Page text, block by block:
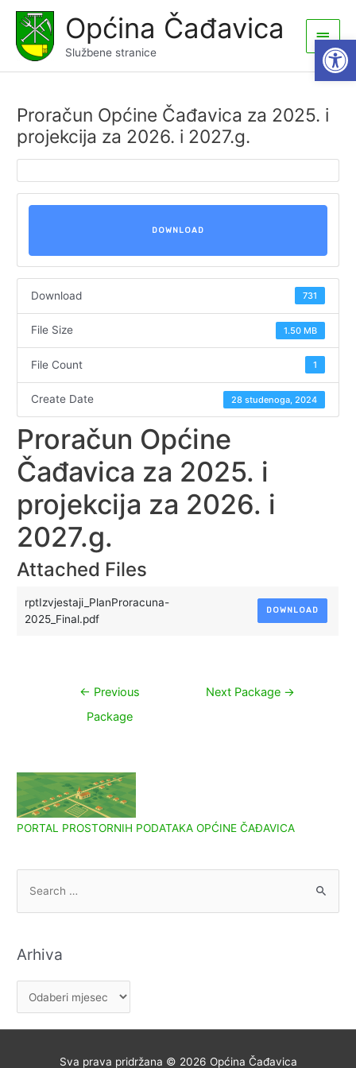
content
Općina Čađavica
Službene stranice
Main
Menu
Proračun Općine Čađavica za 2025. i
projekcija za 2026. i 2027.g.
DOWNLOAD
Download 731
File Size 1.50 MB
File Count 1
Create Date 28 studenoga, 2024
Proračun Općine
Čađavica za 2025. i
projekcija za 2026. i
2027.g.
Attached Files
rptIzvjestaji_PlanProracuna-
2025_Final.pdf
DOWNLOAD
Navigacija
← Previous
Package
Next Package →
PORTAL PROSTORNIH PODATAKA OPĆINE ČAĐAVICA
o
Arhiva
r
h
Sva prava pridržana © 2026 Općina Čađavica